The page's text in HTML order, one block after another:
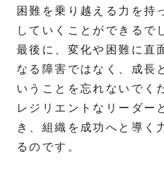
困難を乗り越える力を持
していくことができるで
最後に、変化や困難に直
なる障害ではなく、成長
いうことを忘れないでく
レジリエントなリーダー
き、組織を成功へと導く
るのです。